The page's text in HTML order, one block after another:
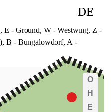
DE
, E - Ground, W - Westwing, Z -
, B - Bungalowdorf, A -